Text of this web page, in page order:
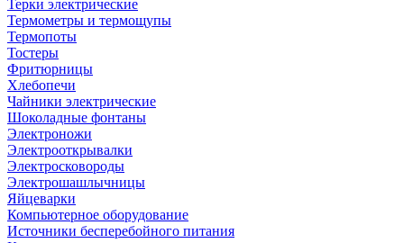
Терки электрические
Термометры и термощупы
Термопоты
Тостеры
Фритюрницы
Хлебопечи
Чайники электрические
Шоколадные фонтаны
Электроножи
Электрооткрывалки
Электросковороды
Электрошашлычницы
Яйцеварки
Компьютерное оборудование
Источники бесперебойного питания